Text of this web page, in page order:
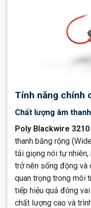
Tính năng chính
Chất lượng âm
Poly Blackwire 3210
thanh băng rộng
tải giọng nói tự
trở nên sống động và
quan trọng trong môi
tiếp hiệu quả đóng
chất lượng cao và